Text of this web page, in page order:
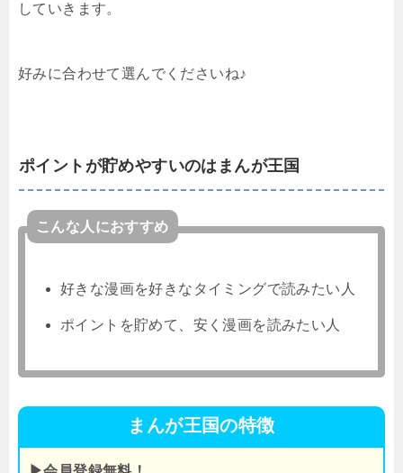
していきます。
好みに合わせて選んでくださいね♪
ポイントが貯めやすいのはまんが王国
こんな人におすすめ
好きな漫画を好きなタイミングで読みたい人
ポイントを貯めて、安く漫画を読みたい人
まんが王国の特徴